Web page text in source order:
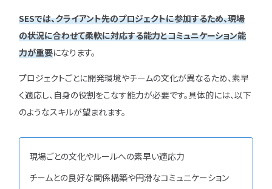
SESでは、クライアント先のプロジェクトに参加するため、現場
の状況に合わせて柔軟に対応する能力とコミュニケーション能
力が重要になります。
プロジェクトごとに開発環境やチームの文化が異なるため、素早
く適応し、自身の役割をこなす能力が必要です。具体的には、以下
のようなスキルが望まれます。
現場ごとの文化やルールへの素早い適応力
チームとの良好な関係構築や円滑なコミュニケーション